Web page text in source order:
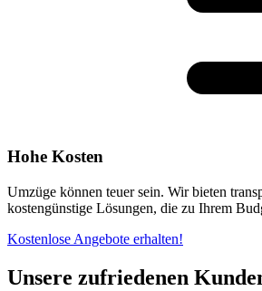
Hohe Kosten
Umzüge können teuer sein. Wir bieten
kostengünstige Lösungen, die zu Ihrem
Kostenlose Angebote erhalten!
Unsere zufriedenen